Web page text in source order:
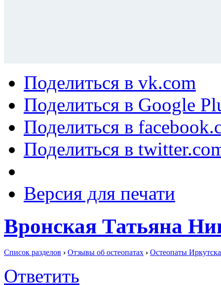
Поделиться в vk.com
Поделиться в Google
Поделиться в
Поделиться в
Версия для печати
Вронская Татьяна
Список разделов › Отзывы об остеопатах › Остеопаты
Ответить